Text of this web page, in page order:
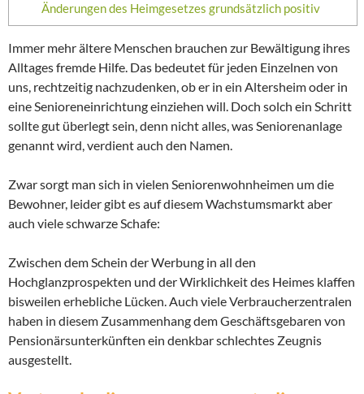
Änderungen des Heimgesetzes grundsätzlich positiv
Immer mehr ältere Menschen brauchen zur Bewältigung ihres
Alltages fremde Hilfe. Das bedeutet für jeden Einzelnen von
uns, rechtzeitig nachzudenken, ob er in ein Altersheim oder in
eine Senioreneinrichtung einziehen will. Doch solch ein Schritt
sollte gut überlegt sein, denn nicht alles, was Seniorenanlage
genannt wird, verdient auch den Namen.
Zwar sorgt man sich in vielen Seniorenwohnheimen um die
Bewohner, leider gibt es auf diesem Wachstumsmarkt aber
auch viele schwarze Schafe:
Zwischen dem Schein der Werbung in all den
Hochglanzprospekten und der Wirklichkeit des Heimes klaffen
bisweilen erhebliche Lücken. Auch viele Verbraucherzentralen
haben in diesem Zusammenhang dem Geschäftsgebaren von
Pensionärsunterkünften ein denkbar schlechtes Zeugnis
ausgestellt.